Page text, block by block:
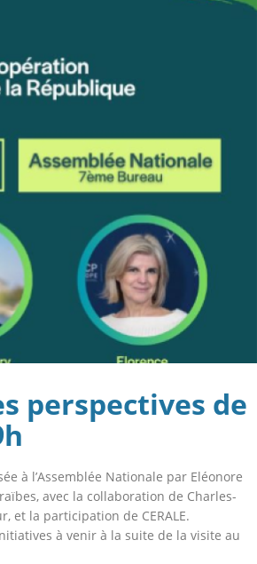
perspectives de
à l’Assemblée Nationale par Eléonore
avec la collaboration de Charles-
et la participation de CERALE.
à venir à la suite de la visite au